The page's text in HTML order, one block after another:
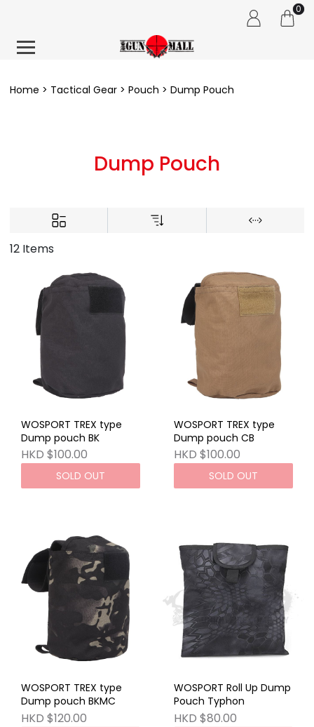
0
Home Tactical Gear Pouch Dump Pouch
Dump Pouch
12 Items
WOSPORT TREX type
Dump pouch BK
HKD $100.00
SOLD OUT
WOSPORT TREX type
Dump pouch CB
HKD $100.00
SOLD OUT
WOSPORT TREX type
Dump pouch BKMC
HKD $120.00
WOSPORT Roll Up Dump
Pouch Typhon
HKD $80.00